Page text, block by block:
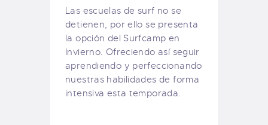
Las escuelas de surf no se
detienen, por ello se presenta
la opción del Surfcamp en
Invierno. Ofreciendo así seguir
aprendiendo y perfeccionando
nuestras habilidades de forma
intensiva esta temporada.